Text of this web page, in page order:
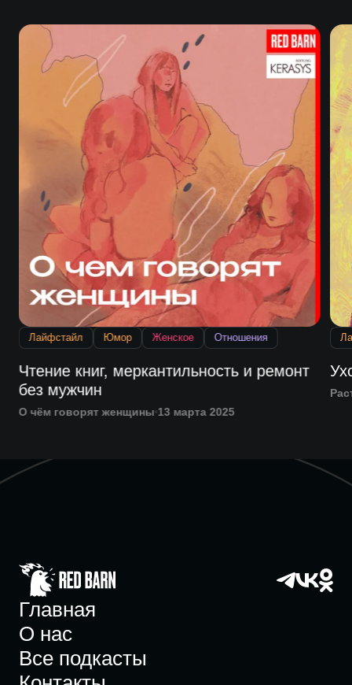
Лайфстайл Юмор Женское Отношения
Чтение книг, меркантильность и ремонт
без мужчин
О чём говорят женщины 13 марта 2025
Главная
О нас
Все подкасты